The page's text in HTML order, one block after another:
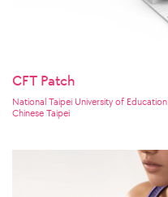
CFT Patch
National Taipei University of Education
Chinese Taipei